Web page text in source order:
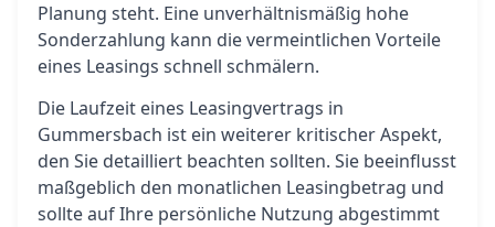
Planung steht. Eine unverhältnismäßig hohe
Sonderzahlung kann die vermeintlichen Vorteile
eines Leasings schnell schmälern.
Die Laufzeit eines Leasingvertrags in
Gummersbach ist ein weiterer kritischer Aspekt,
den Sie detailliert beachten sollten. Sie beeinflusst
maßgeblich den monatlichen Leasingbetrag und
sollte auf Ihre persönliche Nutzung abgestimmt